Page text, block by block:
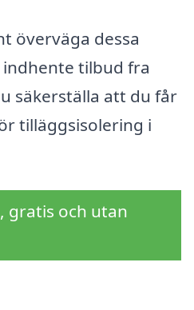
överväga dessa
tilbud fra
säkerställa att du får
tilläggsisolering i
gratis och utan